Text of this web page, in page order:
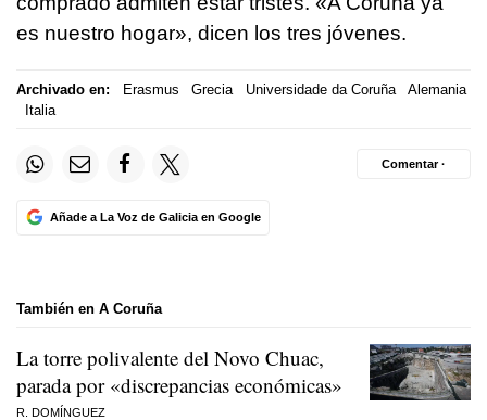
es nuestro hogar», dicen los tres jóvenes.
Archivado en: Erasmus Grecia Universidade da Coruña
Alemania
Italia
Añade a La Voz de Galicia en Google
Comentar ·
También en A Coruña
La torre polivalente del Novo Chuac,
parada por «discrepancias económicas»
R. DOMÍNGUEZ